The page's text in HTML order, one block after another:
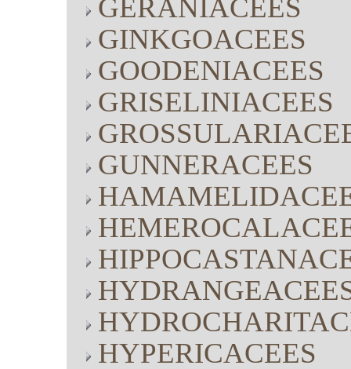
GERANIACEES
GINKGOACEES
GOODENIACEES
GRISELINIACEES
GUNNERACEES
HYPERICACEES